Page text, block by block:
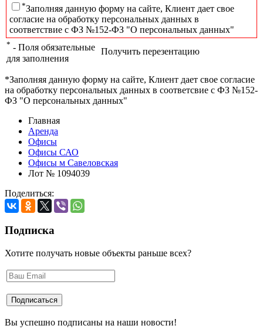
*Заполняя данную форму на сайте, Клиент дает свое
согласие на обработку персональных данных в
соответствие с ФЗ №152-ФЗ "О персональных данных"
* - Поля обязательные
для заполнения
Получить перезентацию
*Заполняя данную форму на сайте, Клиент дает свое согласие
на обработку персональных данных в соответсвие с ФЗ №152-
ФЗ "О персональных данных"
Главная
Аренда
Офисы
Офисы САО
Офисы м Савеловская
Лот № 1094039
Поделиться:
Подписка
Хотите получать новые объекты раньше всех?
Вы успешно подписаны на наши новости!